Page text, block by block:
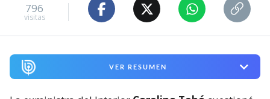
796
visitas
VER RESUMEN